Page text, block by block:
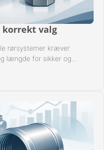
valg
rørsystemer kræver
længde for sikker og